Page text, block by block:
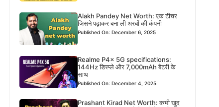
Alakh Pandey Net Worth: एक टीचर
जिसने पढ़ाकर बना ली अरबों की कंपनी
Published On: December 6, 2025
Realme P4x 5G specifications:
144Hz डिस्प्ले और 7,000mAh बैटरी के
साथ
Published On: December 4, 2025
Prashant Kirad Net Worth: कभी खुद